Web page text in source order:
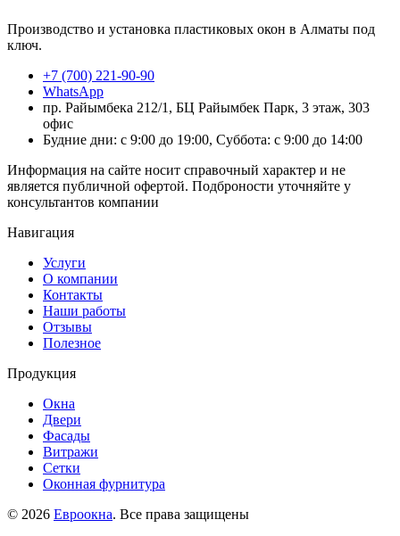
Производство и установка пластиковых окон в Алматы под
ключ.
+7 (700) 221-90-90
WhatsApp
пр. Райымбека 212/1, БЦ Райымбек Парк, 3 этаж, 303
офис
Будние дни: с 9:00 до 19:00, Суббота: с 9:00 до 14:00
Информация на сайте носит справочный характер и не
является публичной офертой. Подброности уточняйте у
консультантов компании
Навигация
Услуги
О компании
Контакты
Наши работы
Отзывы
Полезное
Продукция
Окна
Двери
Фасады
Витражи
Сетки
Оконная фурнитура
© 2026 Евроокна. Все права защищены